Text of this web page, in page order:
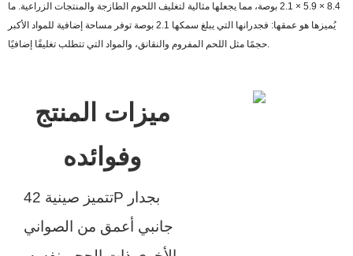
8.4 × 5.9 × 2.1 بوصة، مما يجعلها مثالية لتغليف اللحوم الطازجة والمنتجات الزراعية. ما
يُميزها هو عمقها: فجدرانها التي يبلغ سمكها 2.1 بوصة توفر مساحة إضافية للمواد الأكبر
حجمًا مثل اللحم المفروم والنقانق، والمواد التي تتطلب تغليفًا إضافيًا.
ميزات المنتج
وفوائده
تتميز صينية 42P بجدار
جانبي أعمق من الصواني